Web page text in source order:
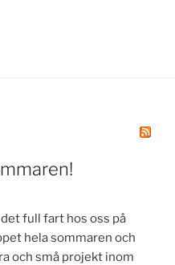
full fart hos oss på
hela sommaren och
och små projekt inom